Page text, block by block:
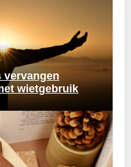
vervangen
wietgebruik